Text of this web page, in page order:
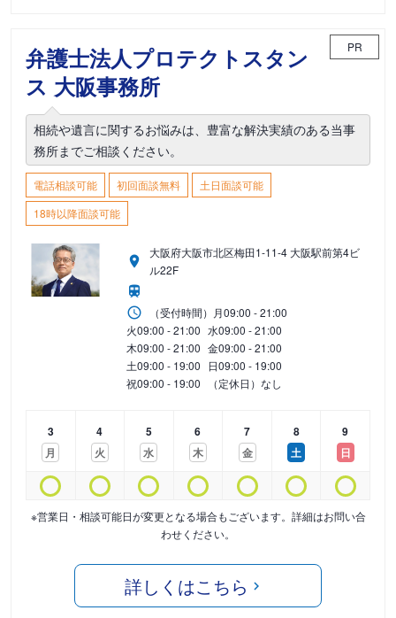
弁護士法人プロテクトスタン
ス 大阪事務所
PR
相続や遺言に関するお悩みは、豊富な解決実績のある当事
務所までご相談ください。
電話相談可能 初回面談無料
土日面談可能
18時以降面談可能
大阪府大阪市北区梅田1-11-4 大阪駅前第4ビ
ル22F
（受付時間） 月09:00 - 21:00
火09:00 - 21:00 水09:00 - 21:00
木09:00 - 21:00 金09:00 - 21:00
土09:00 - 19:00 日09:00 - 19:00
祝09:00 - 19:00 （定休日）なし
3
月
4
火
5
水
6
木
7
金
8
土
9
日
※営業日・相談可能日が変更となる場合もございます。詳細はお問い合
わせください。
詳しくはこちら